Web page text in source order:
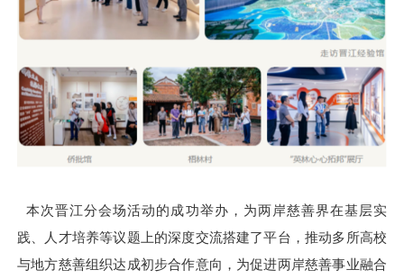
本次晋江分会场活动的成功举办，为两岸慈善界在基层实
践、人才培养等议题上的深度交流搭建了平台，推动多所高校
与地方慈善组织达成初步合作意向，为促进两岸慈善事业融合